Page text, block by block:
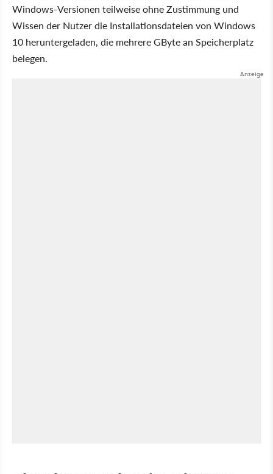
Windows-Versionen teilweise ohne Zustimmung und
Wissen der Nutzer die Installationsdateien von Windows
10 heruntergeladen, die mehrere GByte an Speicherplatz
belegen.